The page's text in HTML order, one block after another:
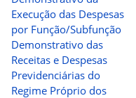
Execução das Despesas
por Função/Subfunção
Demonstrativo das
Receitas e Despesas
Previdenciárias do
Regime Próprio dos